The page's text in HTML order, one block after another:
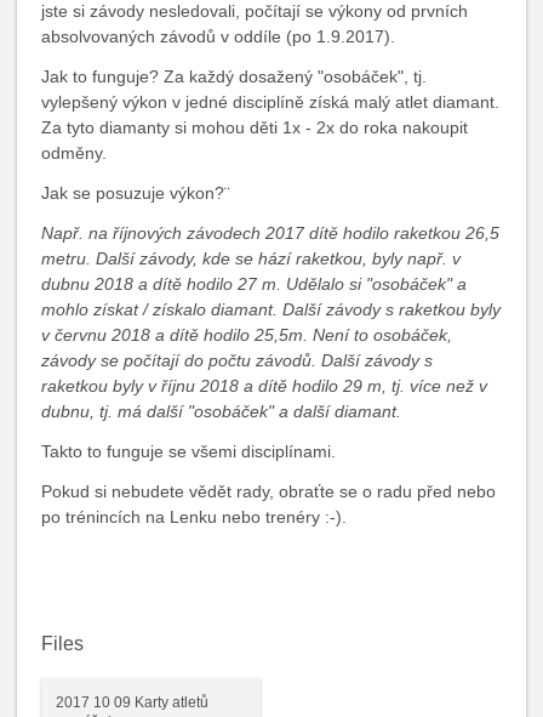
jste si závody nesledovali, počítají se výkony od prvních
absolvovaných závodů v oddíle (po 1.9.2017).
Jak to funguje? Za každý dosažený "osobáček", tj.
vylepšený výkon v jedné disciplíně získá malý atlet diamant.
Za tyto diamanty si mohou děti 1x - 2x do roka nakoupit
odměny.
Jak se posuzuje výkon?¨
Např. na říjnových závodech 2017 dítě hodilo raketkou 26,5
metru. Další závody, kde se hází raketkou, byly např. v
dubnu 2018 a dítě hodilo 27 m. Udělalo si "osobáček" a
mohlo získat / získalo diamant. Další závody s raketkou byly
v červnu 2018 a dítě hodilo 25,5m. Není to osobáček,
závody se počítají do počtu závodů. Další závody s
raketkou byly v říjnu 2018 a dítě hodilo 29 m, tj. více než v
dubnu, tj. má další "osobáček" a další diamant.
Takto to funguje se všemi disciplínami.
Pokud si nebudete vědět rady, obraťte se o radu před nebo
po trénincích na Lenku nebo trenéry :-).
Files
2017 10 09 Karty atletů